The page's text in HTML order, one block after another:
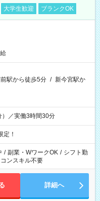
大学生歓迎 ブランクOK
駅から徒歩5分 / 新今宮駅か
／実働3時間30分
！
/ 副業・WワークOK / シフト勤
ンスキル不要
詳細へ